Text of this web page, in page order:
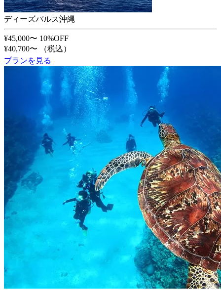
ディーズパルス沖縄
¥45,000〜 10%OFF
¥40,700〜
（税込）
プランを見る